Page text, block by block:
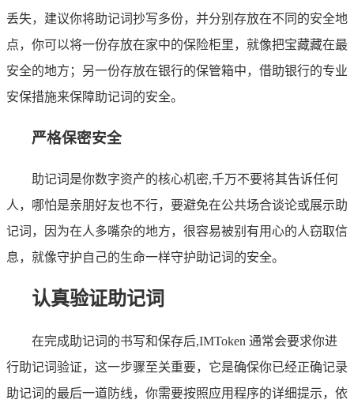
丢失，建议你将助记词抄写多份，并分别存放在不同的安全地
点，你可以将一份存放在家中的保险柜里，就像把宝藏藏在最
安全的地方；另一份存放在银行的保管箱中，借助银行的专业
安保措施来保障助记词的安全。
严格保密安全
助记词是你数字资产的核心机密,千万不要将其告诉任何
人，哪怕是亲朋好友也不行，要避免在公共场合谈论或展示助
记词，因为在人多嘴杂的地方，很容易被别有用心的人窃取信
息，就像守护自己的生命一样守护助记词的安全。
认真验证助记词
在完成助记词的书写和保存后,IMToken 通常会要求你进
行助记词验证，这一步骤至关重要，它是确保你已经正确记录
助记词的最后一道防线，你需要按照应用程序的详细提示，依